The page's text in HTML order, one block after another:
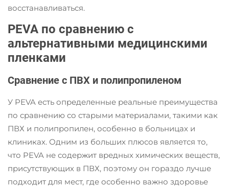
восстанавливаться.
PEVA по сравнению с
альтернативными медицинскими
пленками
Сравнение с ПВХ и полипропиленом
У PEVA есть определенные реальные преимущества
по сравнению со старыми материалами, такими как
ПВХ и полипропилен, особенно в больницах и
клиниках. Одним из больших плюсов является то,
что PEVA не содержит вредных химических веществ,
присутствующих в ПВХ, поэтому он гораздо лучше
подходит для мест, где особенно важно здоровье